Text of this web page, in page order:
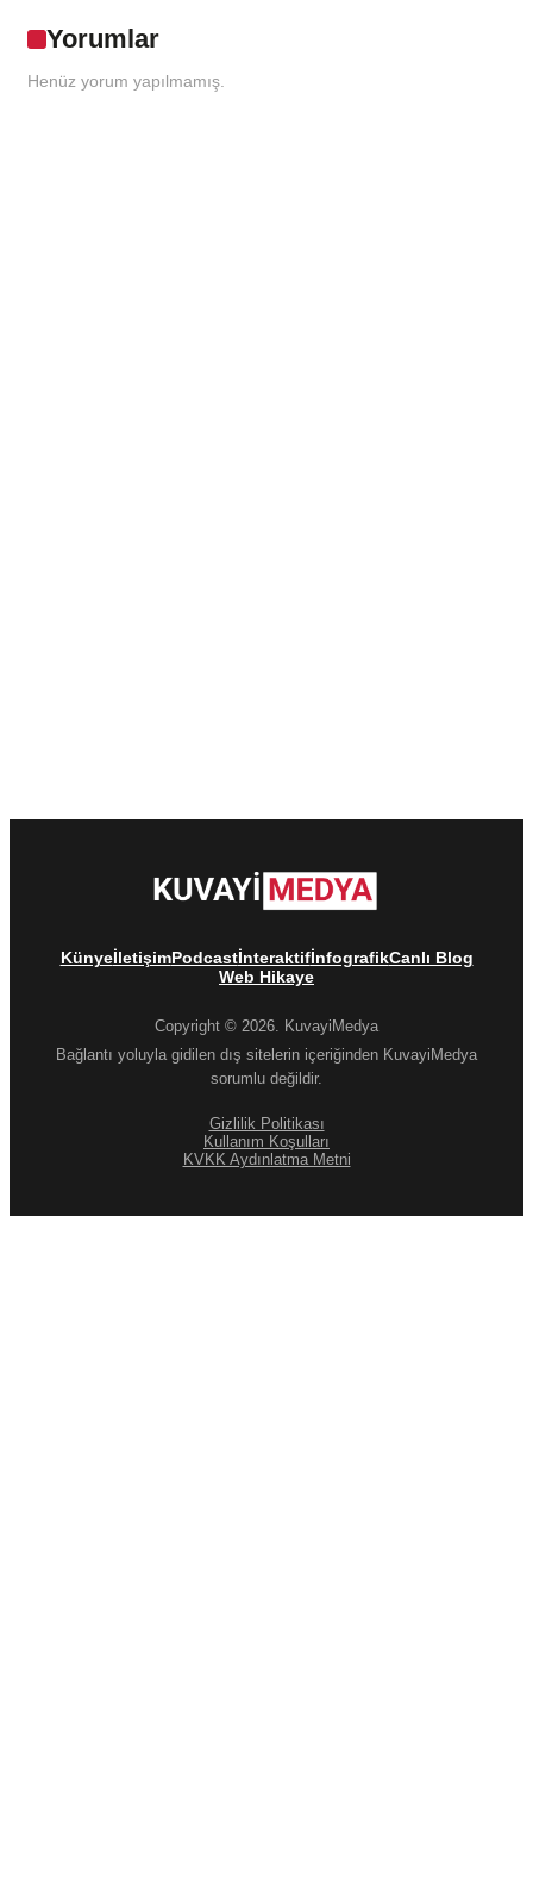
Yorumlar
Henüz yorum yapılmamış.
KünyeİletişimPodcastİnteraktifİnfografikCanlı Blog
Web Hikaye
Copyright © 2026. KuvayiMedya
Bağlantı yoluyla gidilen dış sitelerin içeriğinden KuvayiMedya
sorumlu değildir.
Gizlilik Politikası
Kullanım Koşulları
KVKK Aydınlatma Metni